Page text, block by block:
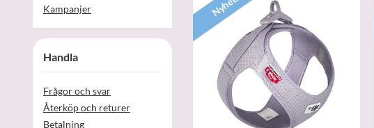
Kampanjer
Handla
Frågor och svar
Återköp och returer
Betalning
Nyhet!